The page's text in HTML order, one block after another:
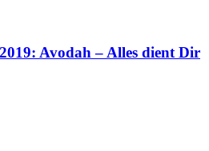
Avodah – Alles dient Dir